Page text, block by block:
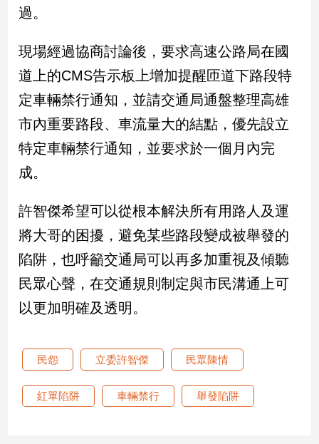
觀
南
台
觀
點
娛
娛
樂
星
聞
流
行/
時
追
星
過。
現場經過協商討論後，要求高速公路局在國
道上的CMS告示板上增加提醒匝道下路段特
定車輛禁行通知，並請交通局通盤整理高雄
市內重要路段、車流量大的結點，優先設立
特定車輛禁行通知，並要求於一個月內完
成。
許智傑希望可以從根本解決所有用路人及運
將大哥的困擾，避免某些路段變成被舉發的
陷阱，也呼籲交通局可以再多加重視及傾聽
民眾心聲，在交通規則制定與市民溝通上可
以更加明確及透明。
民怨 立委許智傑 民眾陳情
紅單陷阱 車輛禁行 舉發陷阱